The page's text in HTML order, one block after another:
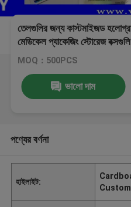
তেলগুলির জন্য কাস্টমাইজড
মেডিকেল প্যাকেজিং স্টোরেজ বক্সগুলি
MOQ：500PCS
ভালো দাম
পণ্যের বর্ণনা
হাইলাইট: